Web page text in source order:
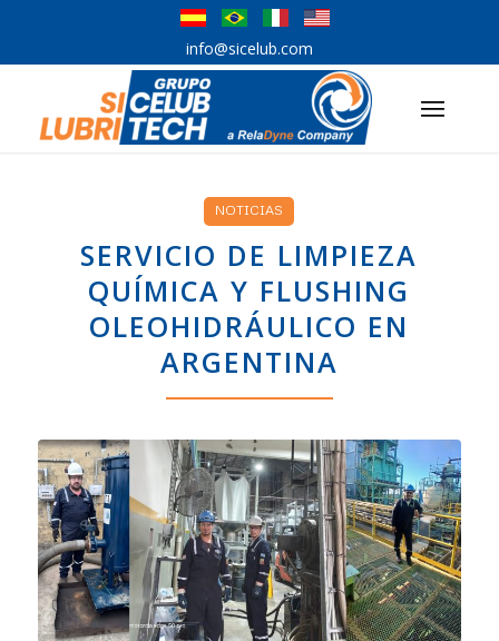
info@sicelub.com
NOTICIAS
SERVICIO DE LIMPIEZA
QUÍMICA Y FLUSHING
OLEOHIDRÁULICO EN
ARGENTINA